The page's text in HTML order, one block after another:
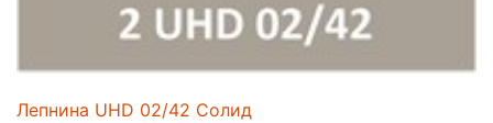
Лепнина UHD 02/42 Солид